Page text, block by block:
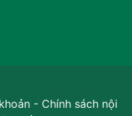
- Chính sách nội